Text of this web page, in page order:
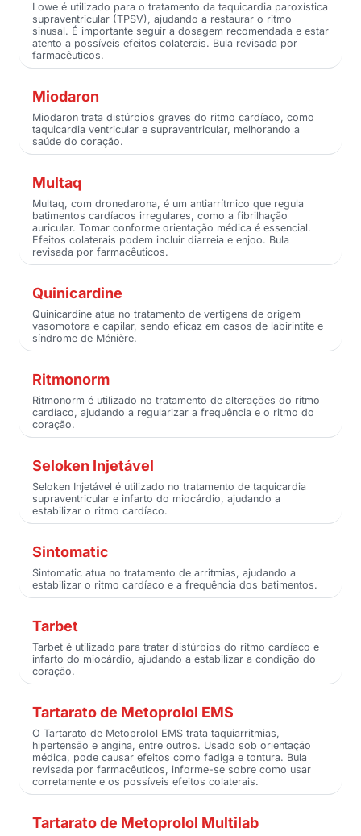
Lowe é utilizado para o tratamento da taquicardia paroxística
supraventricular (TPSV), ajudando a restaurar o ritmo
sinusal. É importante seguir a dosagem recomendada e estar
atento a possíveis efeitos colaterais. Bula revisada por
farmacêuticos.
Miodaron
Miodaron trata distúrbios graves do ritmo cardíaco, como
taquicardia ventricular e supraventricular, melhorando a
saúde do coração.
Multaq
Multaq, com dronedarona, é um antiarrítmico que regula
batimentos cardíacos irregulares, como a fibrilhação
auricular. Tomar conforme orientação médica é essencial.
Efeitos colaterais podem incluir diarreia e enjoo. Bula
revisada por farmacêuticos.
Quinicardine
Quinicardine atua no tratamento de vertigens de origem
vasomotora e capilar, sendo eficaz em casos de labirintite e
síndrome de Ménière.
Ritmonorm
Ritmonorm é utilizado no tratamento de alterações do ritmo
cardíaco, ajudando a regularizar a frequência e o ritmo do
coração.
Seloken Injetável
Seloken Injetável é utilizado no tratamento de taquicardia
supraventricular e infarto do miocárdio, ajudando a
estabilizar o ritmo cardíaco.
Sintomatic
Sintomatic atua no tratamento de arritmias, ajudando a
estabilizar o ritmo cardíaco e a frequência dos batimentos.
Tarbet
Tarbet é utilizado para tratar distúrbios do ritmo cardíaco e
infarto do miocárdio, ajudando a estabilizar a condição do
coração.
Tartarato de Metoprolol EMS
O Tartarato de Metoprolol EMS trata taquiarritmias,
hipertensão e angina, entre outros. Usado sob orientação
médica, pode causar efeitos como fadiga e tontura. Bula
revisada por farmacêuticos, informe-se sobre como usar
corretamente e os possíveis efeitos colaterais.
Tartarato de Metoprolol Multilab